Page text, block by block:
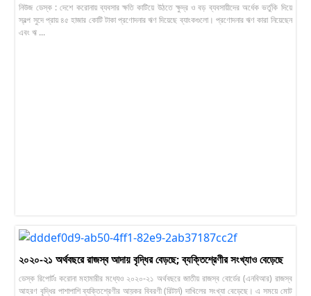
নিউজ ডেস্ক : দেশে করোনায় ব্যবসার ক্ষতি কাটিয়ে উঠতে ক্ষুদ্র ও বড় ব্যবসায়ীদের অর্ধেক ভর্তুকি দিয়ে
স্বল্প সুদে প্রায় ৪৫ হাজার কোটি টাকা প্রণোদনার ঋণ দিয়েছে ব্যাংকগুলো। প্রণোদনার ঋণ কারা নিয়েছেন
এবং ঋ ...
২০২০-২১ অর্থবছরে রাজস্ব আদায় বৃদ্ধির বেড়ছে; ব্যক্তিশ্রেণীর সংখ্যাও বেড়েছে
ডেস্ক রিপোর্টঃ করোনা মহামারীর মধ্যেও ২০২০-২১ অর্থবছরে জাতীয় রাজস্ব বোর্ডের (এনবিআর) রাজস্ব
আহরণ বৃদ্ধির পাশাপাশি ব্যক্তিশ্রেণীর আয়কর বিবরণী (রিটার্ন) দাখিলের সংখ্যা বেড়েছে। এ সময়ে মোট